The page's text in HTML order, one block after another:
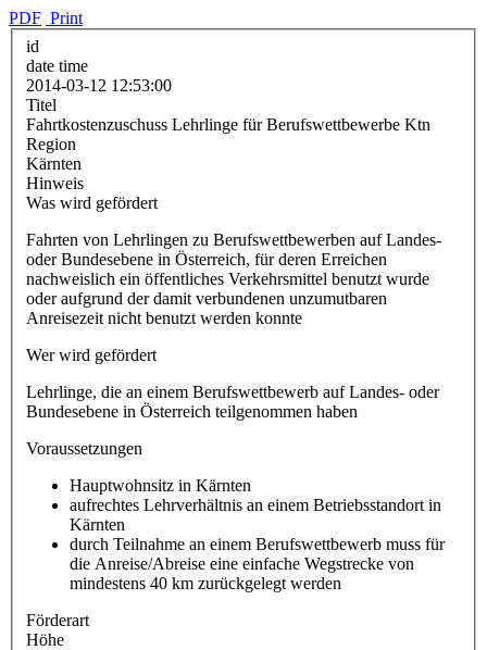
PDF Print
id
date time
2014-03-12 12:53:00
Titel
Fahrtkostenzuschuss Lehrlinge für Berufswettbewerbe Ktn
Region
Kärnten
Hinweis
Was wird gefördert
Fahrten von Lehrlingen zu Berufswettbewerben auf Landes-
oder Bundesebene in Österreich, für deren Erreichen
nachweislich ein öffentliches Verkehrsmittel benutzt wurde
oder aufgrund der damit verbundenen unzumutbaren
Anreisezeit nicht benutzt werden konnte
Wer wird gefördert
Lehrlinge, die an einem Berufswettbewerb auf Landes- oder
Bundesebene in Österreich teilgenommen haben
Voraussetzungen
Hauptwohnsitz in Kärnten
aufrechtes Lehrverhältnis an einem Betriebsstandort in
Kärnten
durch Teilnahme an einem Berufswettbewerb muss für
die Anreise/Abreise eine einfache Wegstrecke von
mindestens 40 km zurückgelegt werden
Förderart
Höhe